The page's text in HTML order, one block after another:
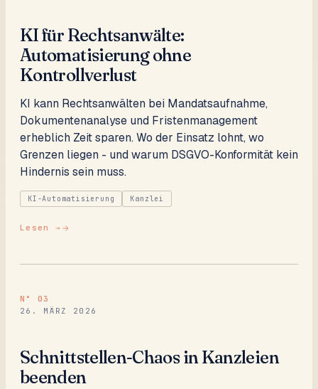
KI für Rechtsanwälte:
Automatisierung ohne
Kontrollverlust
KI kann Rechtsanwälten bei Mandatsaufnahme,
Dokumentenanalyse und Fristenmanagement
erheblich Zeit sparen. Wo der Einsatz lohnt, wo
Grenzen liegen - und warum DSGVO-Konformität kein
Hindernis sein muss.
KI-Automatisierung Kanzlei
Lesen →
N° 03
26. MÄRZ 2026
Schnittstellen-Chaos in Kanzleien
beenden